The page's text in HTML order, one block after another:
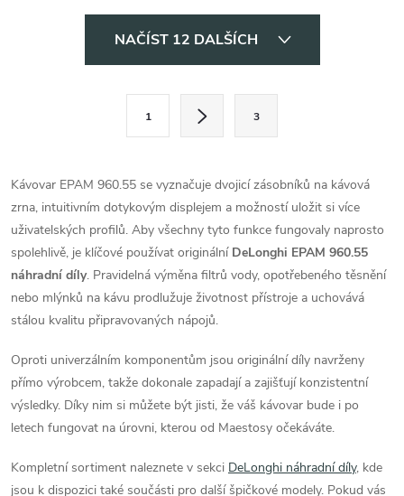
d
a
c
í
p
r
v
k
y
NAČÍST 12 DALŠÍCH
á
n
k
o
v
á
n
í
1 3
Kávovar EPAM 960.55 se vyznačuje dvojicí zásobníků na kávová
zrna, intuitivním dotykovým displejem a možností uložit si více
uživatelských profilů. Aby všechny tyto funkce fungovaly naprosto
spolehlivě, je klíčové používat originální DeLonghi EPAM 960.55
náhradní díly. Pravidelná výměna filtrů vody, opotřebeného těsnění
nebo mlýnků na kávu prodlužuje životnost přístroje a uchovává
stálou kvalitu připravovaných nápojů.
Oproti univerzálním komponentům jsou originální díly navrženy
přímo výrobcem, takže dokonale zapadají a zajišťují konzistentní
výsledky. Díky nim si můžete být jisti, že váš kávovar bude i po
letech fungovat na úrovni, kterou od Maestosy očekáváte.
Kompletní sortiment naleznete v sekci DeLonghi náhradní díly, kde
jsou k dispozici také součásti pro další špičkové modely. Pokud vás